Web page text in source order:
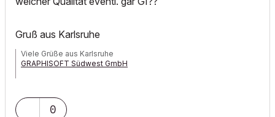
Gruß aus Karlsruhe
Viele Grüße aus Karlsruhe
GRAPHISOFT Südwest GmbH
0